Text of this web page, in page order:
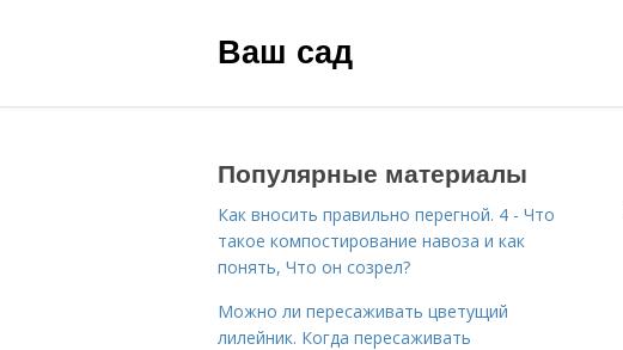
Ваш сад
Популярные материалы
Как вносить правильно перегной. 4 - Что
такое компостирование навоза и как
понять, Что он созрел?
Можно ли пересаживать цветущий
лилейник. Когда пересаживать